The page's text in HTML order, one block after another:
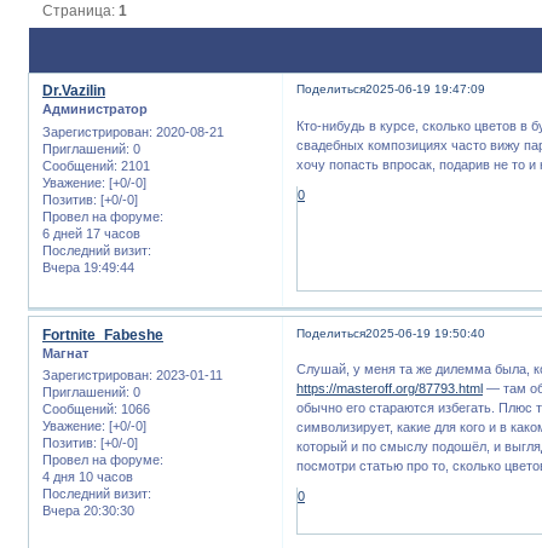
Страница:1
Поделиться2025-06-19 19:47:09
Dr.Vazilin
Администратор
Зарегистрирован: 2020-08-21
Приглашений: 0
Сообщений: 2101
Уважение: [+0/-0]
Позитив: [+0/-0]
Провел на форуме:
6 дней 17 часов
Последний визит:
Вчера 19:49:44
Кто-нибудь в курсе, сколько цветов в
свадебных композициях часто вижу
хочу попасть впросак, подарив не то и
0
Поделиться2025-06-19 19:50:40
Fortnite_Fabeshe
Магнат
Зарегистрирован: 2023-01-11
Приглашений: 0
Сообщений: 1066
Уважение: [+0/-0]
Позитив: [+0/-0]
Провел на форуме:
4 дня 10 часов
Последний визит:
Вчера 20:30:30
Слушай, у меня та же дилемма была,
https://masteroff.org/87793.html — там
обычно его стараются избегать. Плюс
символизирует, какие для кого и в
который и по смыслу подошёл, и
посмотри статью про то, сколько
0